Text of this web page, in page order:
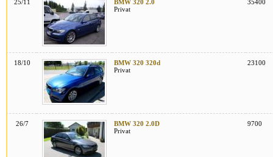
25/11
BMW 320 2.0
Privat
35400
18/10
BMW 320 320d
Privat
23100
26/7
BMW 320 2.0D
Privat
9700